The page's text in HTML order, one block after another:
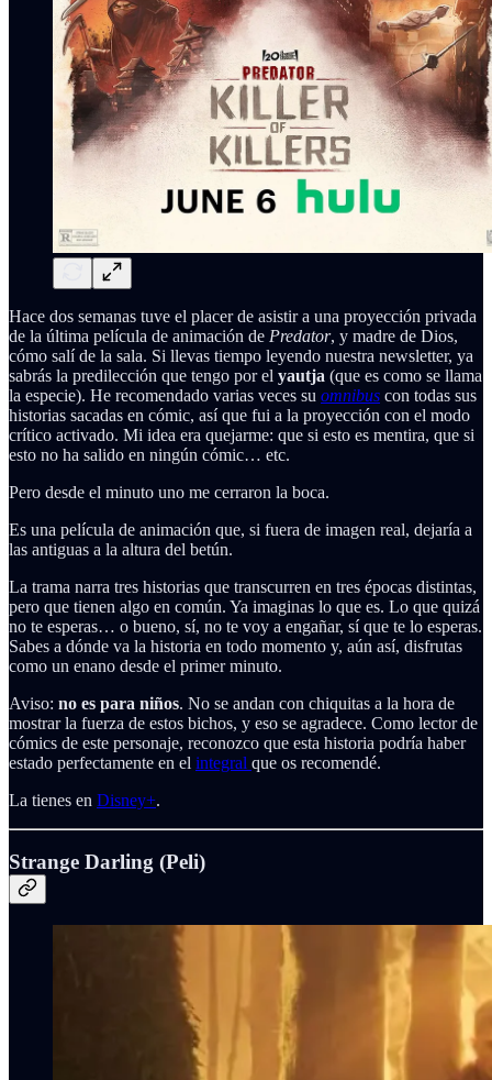
Hace dos semanas tuve el placer de asistir a una proyección privada
de la última película de animación de Predator, y madre de Dios,
cómo salí de la sala. Si llevas tiempo leyendo nuestra newsletter, ya
sabrás la predilección que tengo por el yautja (que es como se llama
la especie). He recomendado varias veces su omnibus con todas sus
historias sacadas en cómic, así que fui a la proyección con el modo
crítico activado. Mi idea era quejarme: que si esto es mentira, que si
esto no ha salido en ningún cómic… etc.
Pero desde el minuto uno me cerraron la boca.
Es una película de animación que, si fuera de imagen real, dejaría a
las antiguas a la altura del betún.
La trama narra tres historias que transcurren en tres épocas distintas,
pero que tienen algo en común. Ya imaginas lo que es. Lo que quizá
no te esperas… o bueno, sí, no te voy a engañar, sí que te lo esperas.
Sabes a dónde va la historia en todo momento y, aún así, disfrutas
como un enano desde el primer minuto.
Aviso: no es para niños. No se andan con chiquitas a la hora de
mostrar la fuerza de estos bichos, y eso se agradece. Como lector de
cómics de este personaje, reconozco que esta historia podría haber
estado perfectamente en el integral que os recomendé.
La tienes en Disney+.
Strange Darling (Peli)